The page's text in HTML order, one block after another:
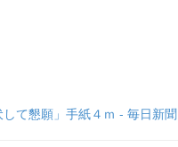
て懇願」手紙４ｍ - 毎日新聞